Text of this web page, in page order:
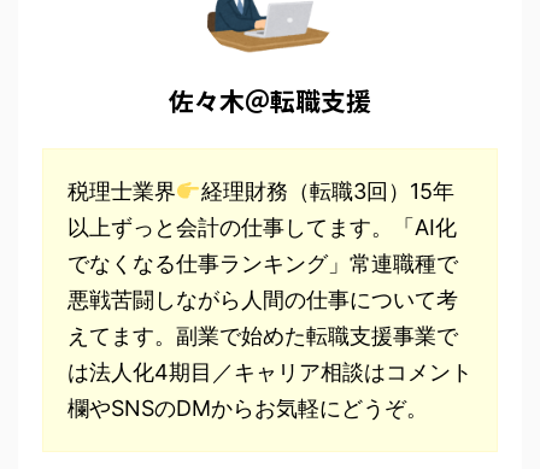
佐々木＠転職支援
税理士業界
経理財務（転職3回）15年
以上ずっと会計の仕事してます。「AI化
でなくなる仕事ランキング」常連職種で
悪戦苦闘しながら人間の仕事について考
えてます。副業で始めた転職支援事業で
は法人化4期目／キャリア相談はコメント
欄やSNSのDMからお気軽にどうぞ。